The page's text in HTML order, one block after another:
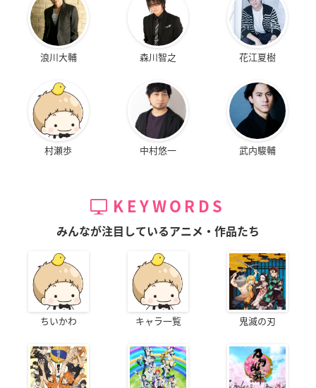
浪川大輔 森川智之 花江夏樹
村瀬歩 中村悠一 武内駿輔
KEYWORDS
みんなが注目しているアニメ・作品たち
ちいかわ キャラ一覧 鬼滅の刃